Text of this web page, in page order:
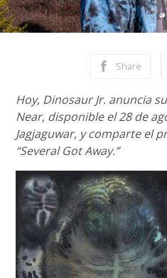
Share
Hoy, Dinosaur Jr. anuncia
Near, disponible el 28 de
Jagjaguwar, y comparte el
“Several Got Away.”